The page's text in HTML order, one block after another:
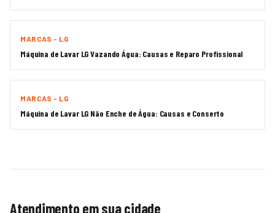
MARCAS - LG
Máquina de Lavar LG Vazando Água: Causas e Reparo Profissional
MARCAS - LG
Máquina de Lavar LG Não Enche de Água: Causas e Conserto
Atendimento em sua cidade